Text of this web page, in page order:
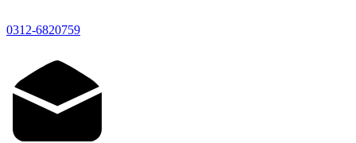
0312-6820759